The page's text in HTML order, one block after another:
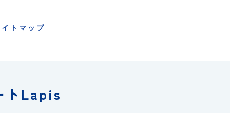
イトマップ
トLapis